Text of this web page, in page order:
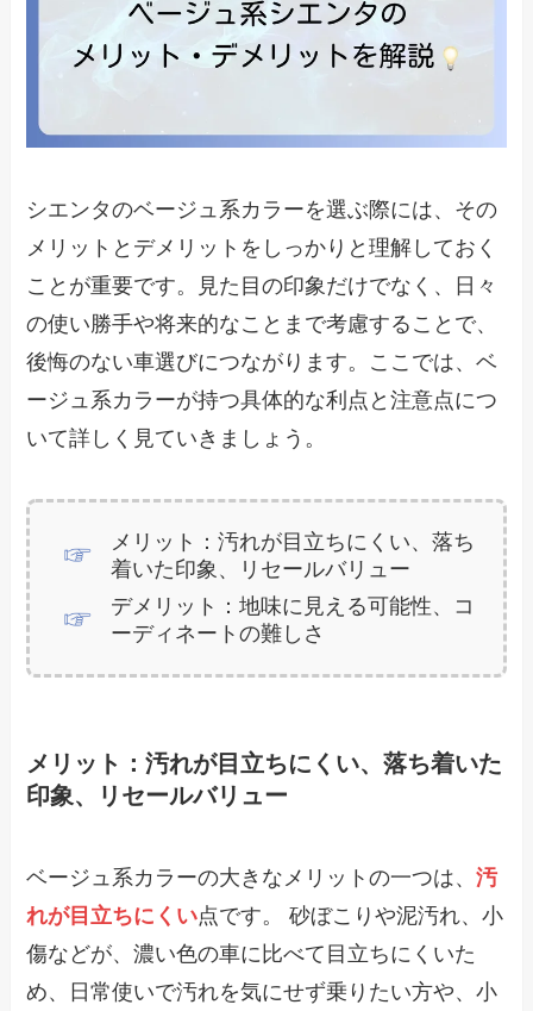
シエンタのベージュ系カラーを選ぶ際には、その
メリットとデメリットをしっかりと理解しておく
ことが重要です。見た目の印象だけでなく、日々
の使い勝手や将来的なことまで考慮することで、
後悔のない車選びにつながります。ここでは、ベ
ージュ系カラーが持つ具体的な利点と注意点につ
いて詳しく見ていきましょう。
メリット：汚れが目立ちにくい、落ち
着いた印象、リセールバリュー
デメリット：地味に見える可能性、コ
ーディネートの難しさ
メリット：汚れが目立ちにくい、落ち着いた
印象、リセールバリュー
ベージュ系カラーの大きなメリットの一つは、汚
れが目立ちにくい点です。 砂ぼこりや泥汚れ、小
傷などが、濃い色の車に比べて目立ちにくいた
め、日常使いで汚れを気にせず乗りたい方や、小